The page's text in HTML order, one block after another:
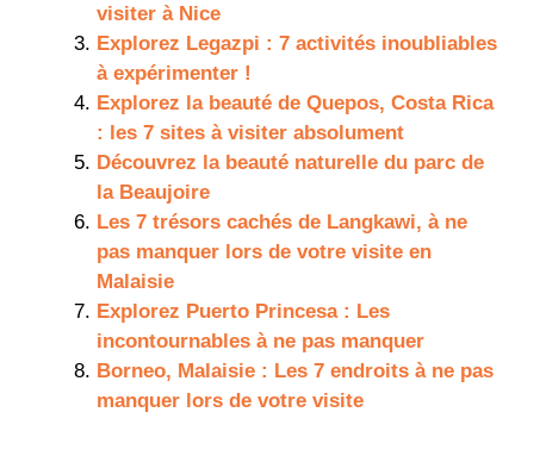
visiter à Nice
Explorez Legazpi : 7 activités inoubliables
à expérimenter !
Explorez la beauté de Quepos, Costa Rica
: les 7 sites à visiter absolument
Découvrez la beauté naturelle du parc de
la Beaujoire
Les 7 trésors cachés de Langkawi, à ne
pas manquer lors de votre visite en
Malaisie
Explorez Puerto Princesa : Les
incontournables à ne pas manquer
Borneo, Malaisie : Les 7 endroits à ne pas
manquer lors de votre visite